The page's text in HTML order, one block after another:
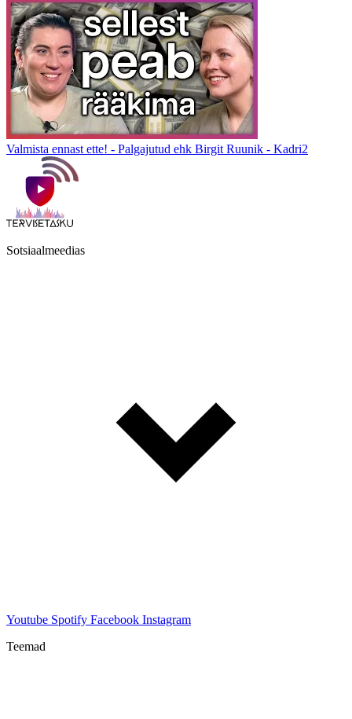
Valmista ennast ette! - Palgajutud ehk Birgit Ruunik - Kadri2
Sotsiaalmeedias
Youtube Spotify Facebook Instagram
Teemad